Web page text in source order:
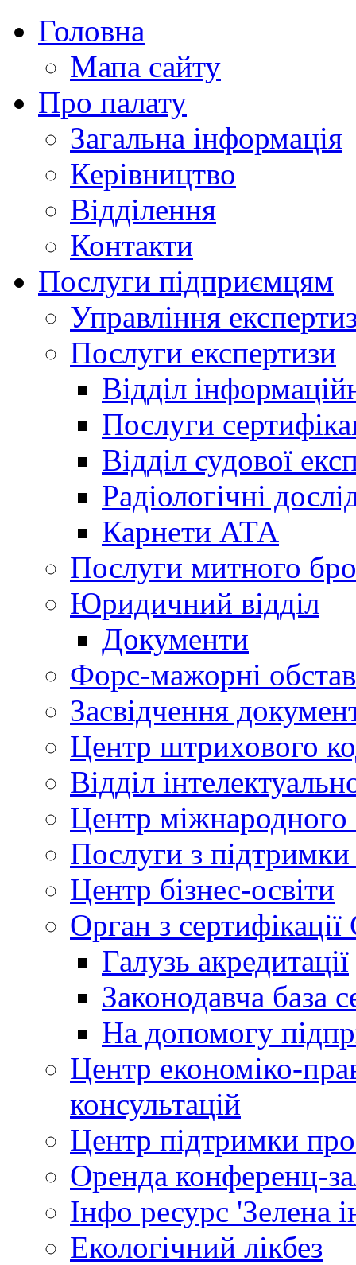
Головна
Мапа сайту
Про палату
Загальна інформація
Керівництво
Відділення
Контакти
Послуги підприємцям
Управління
Послуги експертизи
Відділ
Послуги
Відділ судової
Радіологічні
Карнети АТА
Послуги митного
Юридичний відділ
Документи
Форс-мажорні
Засвідчення
Центр штрихового
Відділ
Центр міжнародного
Послуги з підтримки
Центр бізнес-освіти
Орган з
Галузь акредитації
Законодавча база
На допомогу
Центр економіко-
консультацій
Центр підтримки
Оренда конференц-
Інфо ресурс 'Зелена
Екологічний лікбез